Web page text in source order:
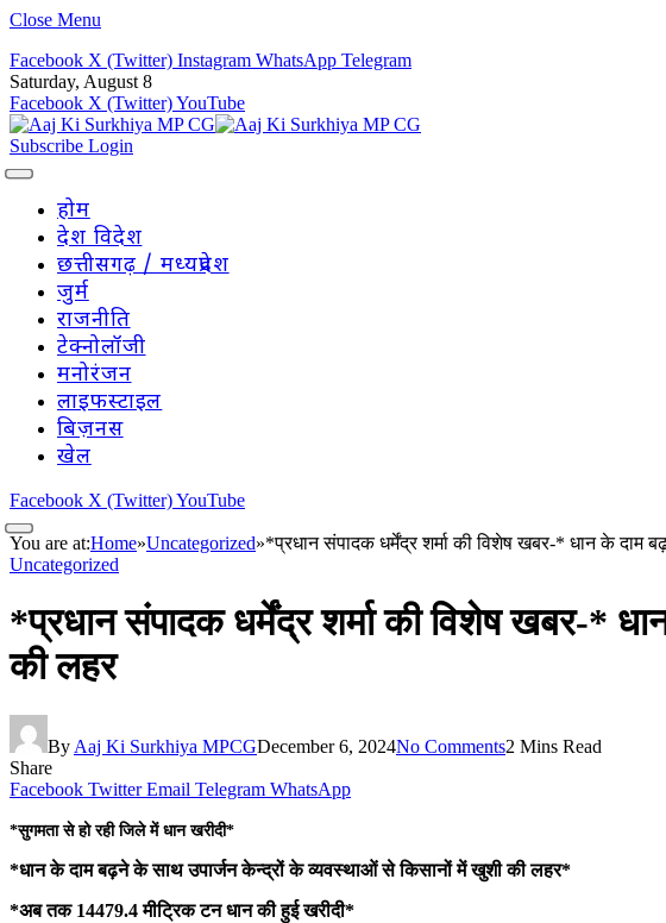
Close Menu
Facebook X (Twitter) Instagram WhatsApp Telegram
Saturday, August 8
Facebook X (Twitter)YouTube
Subscribe Login
होम
देश विदेश
छत्तीसगढ़ / मध्यप्रदेश
जुर्म
राजनीति
टेक्नोलॉजी
मनोरंजन
लाइफस्टाइल
बिज़नस
खेल
Facebook X (Twitter)YouTube
You are at:Home»Uncategorized»*प्रधान संपादक धर्मेंद्र शर्मा की विशेष खबर-* धान के
Uncategorized
*प्रधान संपादक धर्मेंद्र शर्मा की विशेष खबर-*
की लहर
By Aaj Ki Surkhiya MPCGDecember 6, 2024No Comments2 Mins Read
Share
Facebook Twitter Email Telegram WhatsApp
*सुगमता से हो रही जिले में धान खरीदी*
*धान के दाम बढ़ने के साथ उपार्जन केन्द्रों के व्यवस्थाओं से किसानों में खुशी की लहर*
*अब तक 14479.4 मीट्रिक टन धान की हुई खरीदी*